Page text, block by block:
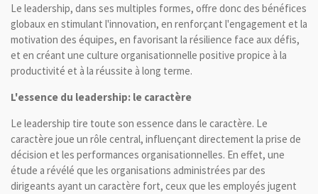
Le leadership, dans ses multiples formes, offre donc des bénéfices
globaux en stimulant l'innovation, en renforçant l'engagement et la
motivation des équipes, en favorisant la résilience face aux défis,
et en créant une culture organisationnelle positive propice à la
productivité et à la réussite à long terme.
L'essence du leadership: le caractère
Le leadership tire toute son essence dans le caractère. Le
caractère joue un rôle central, influençant directement la prise de
décision et les performances organisationnelles. En effet, une
étude a révélé que les organisations administrées par des
dirigeants ayant un caractère fort, ceux que les employés jugent